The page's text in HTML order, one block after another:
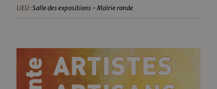
LIEU :Salle des expositions - Mairie ronde